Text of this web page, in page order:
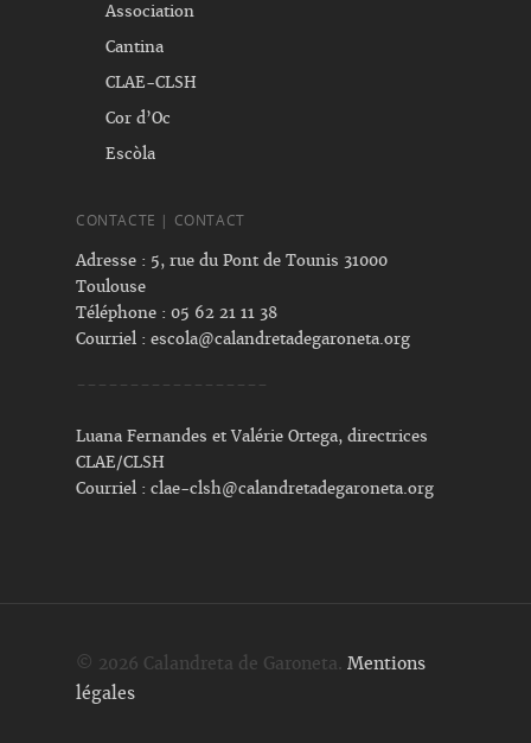
Association
Cantina
CLAE-CLSH
Cor d’Oc
Escòla
CONTACTE | CONTACT
Adresse : 5, rue du Pont de Tounis 31000
Toulouse
Téléphone : 05 62 21 11 38
Courriel : escola@calandretadegaroneta.org
------------------
Luana Fernandes et Valérie Ortega, directrices
CLAE/CLSH
Courriel : clae-clsh@calandretadegaroneta.org
© 2026 Calandreta de Garoneta. Mentions
légales